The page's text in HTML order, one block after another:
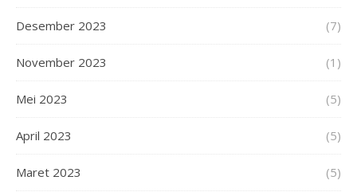
Desember 2023 (7)
November 2023 (1)
Mei 2023 (5)
April 2023 (5)
Maret 2023 (5)